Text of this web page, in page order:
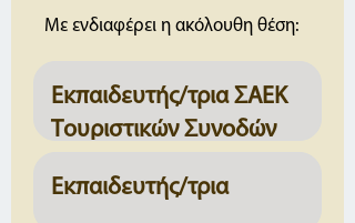
Με ενδιαφέρει η ακόλουθη θέση: